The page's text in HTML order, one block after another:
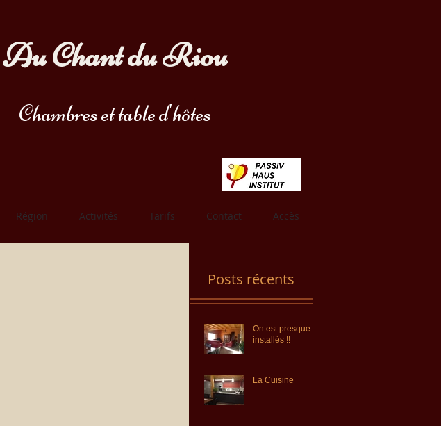
Chambres et table d'hôtes
Au Chant du Riou
Région Activités Tarifs Contact Accès
Posts récents
On est presque
installés !!
La Cuisine